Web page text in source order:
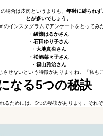
場合は皮肉というよりも、 年齢に縛られ
とが多いでしょう。
インスタグラムでアンケートをとってみ
・ 綾瀬はるかさん
・ 石田ゆり子さん
・ 大地真央さん
・松嶋菜々子さん
・ 福山雅治さん
せないという特徴がありますね。「私も
なる5つの秘訣
るためには、5つの秘訣があります。それ